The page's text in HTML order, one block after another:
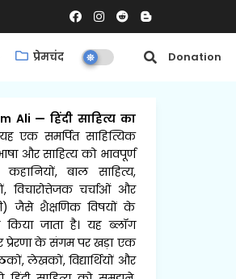
प्रेमचंद समीक्षाएँ Donation
Ali —हिंदी साहित्य का
एक समर्पित साहित्यिक
और साहित्य को भावपूर्ण
बाल साहित्य,
विचारोत्तेजक चर्चाओं और
जैसे शैक्षणिक विषयों के
किया जाता है। यह ब्लॉग
प्रेरणा के संगम पर खड़ा एक
लेखकों, विद्यार्थियों और